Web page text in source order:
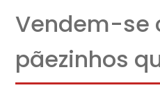
Vendem-se
pãezinhos